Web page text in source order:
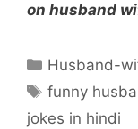
on husband
Categories
Husband-
Tags
funny
jokes in hindi